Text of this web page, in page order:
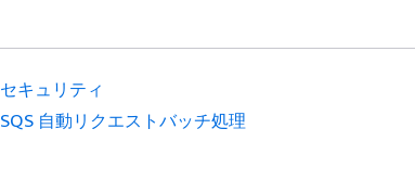
セキュリティ
SQS 自動リクエストバッチ処理